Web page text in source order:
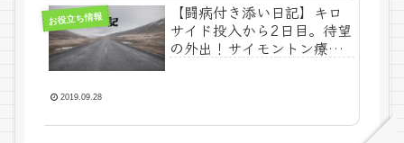
お役立ち情報
【闘病付き添い日記】キロ
サイド投入から2日目。待望
の外出！サイモントン療法
2019.09.28